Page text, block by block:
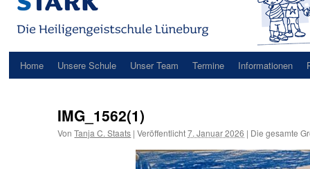
Home Unsere Schule Unser Team Termine Informationen
IMG_1562(1)
Von Tanja C. Staats | Veröffentlicht 7. Januar 2026 | Die gesamte